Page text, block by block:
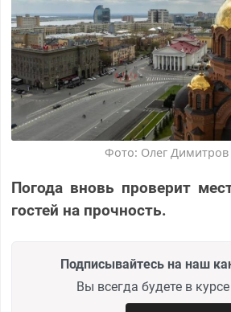
Фото: Олег Димитров
Погода вновь проверит
гостей на прочность.
Подписывайтесь на наш
Вы всегда будете в